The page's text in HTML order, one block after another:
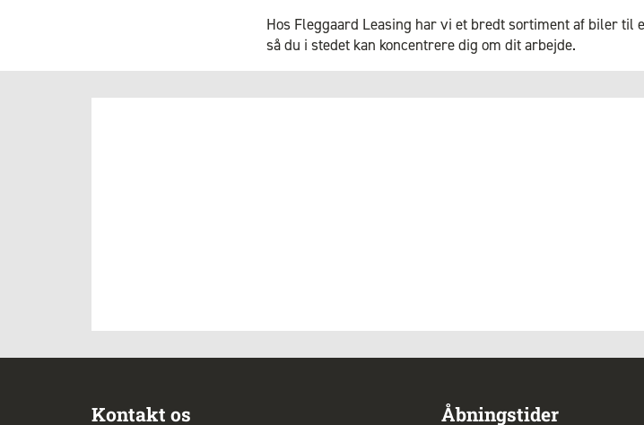
Hos Fleggaard Leasing har vi et bredt sortiment af biler
så du i stedet kan koncentrere dig om dit arbejde.
Kontakt os Åbningstider